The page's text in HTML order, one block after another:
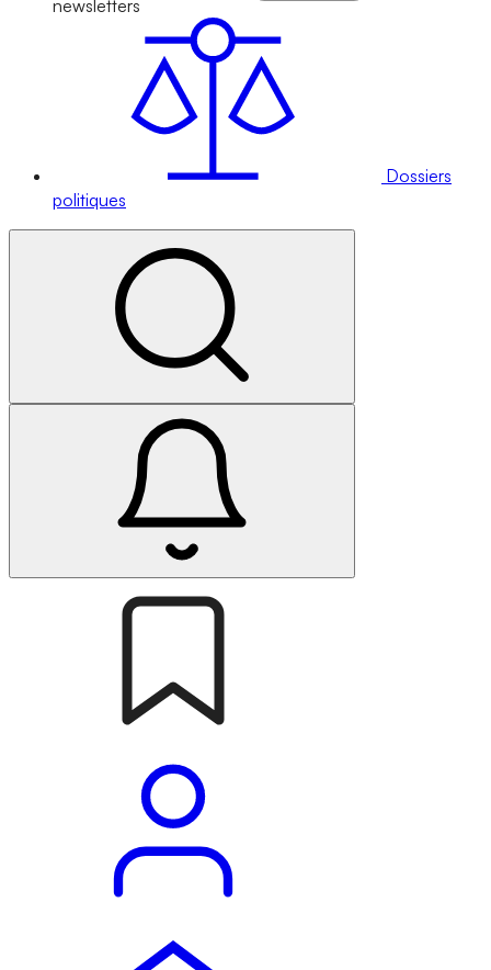
newsletters
Dossiers
politiques